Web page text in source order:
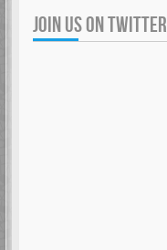
JOIN US ON TWITTER